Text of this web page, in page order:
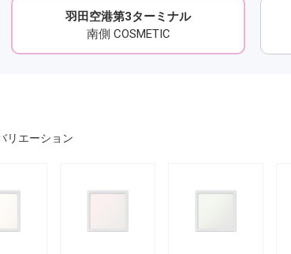
羽田空港第3ターミナル
南側 COSMETIC
リエーション